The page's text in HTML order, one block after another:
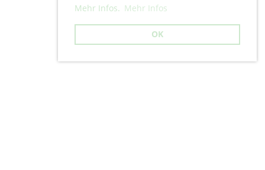
Mehr Infos. Mehr Infos
OK